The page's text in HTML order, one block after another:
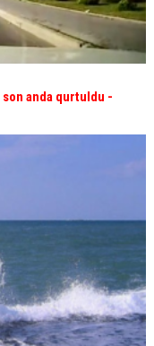
son anda qurtuldu -